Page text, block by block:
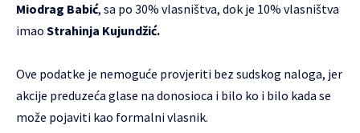
Miodrag Babić, sa po 30% vlasništva, dok je 10% vlasništva
imao Strahinja Kujundžić.
Ove podatke je nemoguće provjeriti bez sudskog naloga, jer
akcije preduzeća glase na donosioca i bilo ko i bilo kada se
može pojaviti kao formalni vlasnik.